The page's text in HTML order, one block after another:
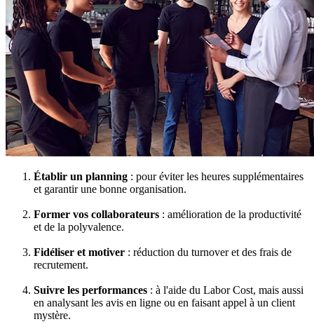
Établir un planning : pour éviter les heures supplémentaires
et garantir une bonne organisation.
Former vos collaborateurs : amélioration de la productivité
et de la polyvalence.
Fidéliser et motiver : réduction du turnover et des frais de
recrutement.
Suivre les performances : à l'aide du Labor Cost, mais aussi
en analysant les avis en ligne ou en faisant appel à un client
mystère.